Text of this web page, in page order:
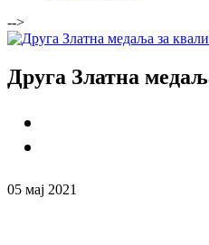
-->
Друга Златна
05 мај 2021